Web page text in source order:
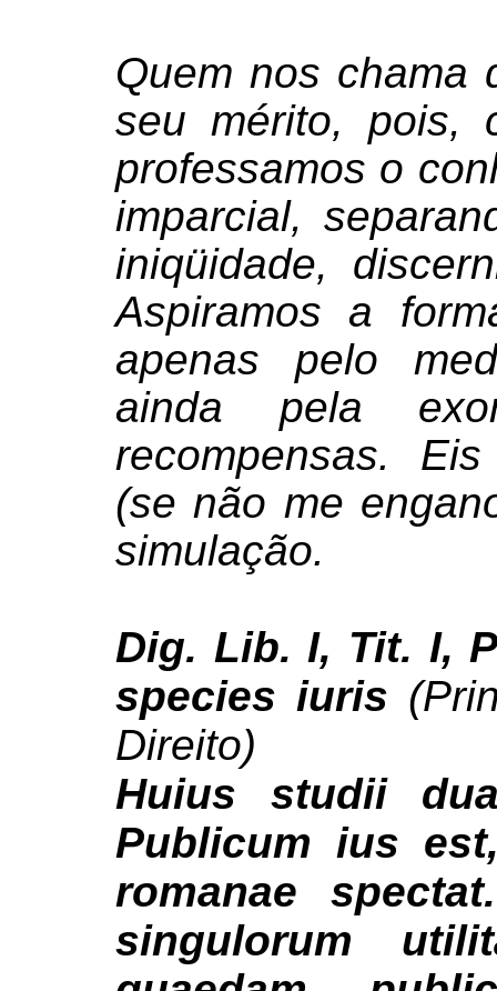
Quem nos chama
seu mérito, pois,
professamos o
imparcial,
iniqüidade,
Aspiramos a
apenas pelo
ainda pela
recompensas.
(se não me
simulação.
Dig. Lib. I, Tit. I,
species iuris
Direito)
Huius studii
Publicum ius
romanae
singulorum